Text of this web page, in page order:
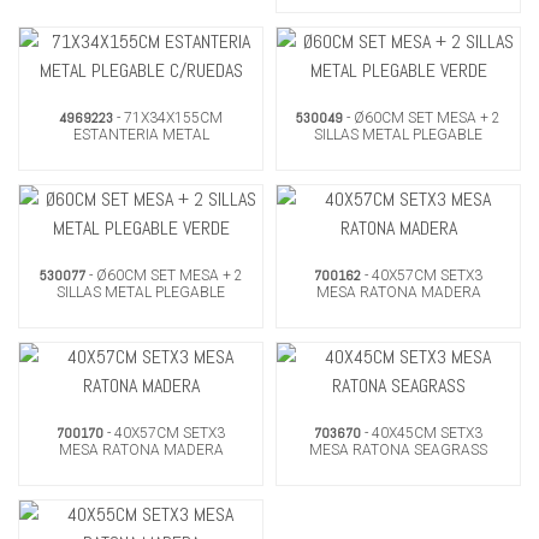
4969223 - 71X34X155CM
ESTANTERIA METAL
530049 - Ø60CM SET MESA + 2
SILLAS METAL PLEGABLE
530077- Ø60CM SET MESA + 2
SILLAS METAL PLEGABLE
700162 - 40X57CM SETX3
MESA RATONA MADERA
700170 - 40X57CM SETX3
MESA RATONA MADERA
703670 - 40X45CM SETX3
MESA RATONA SEAGRASS